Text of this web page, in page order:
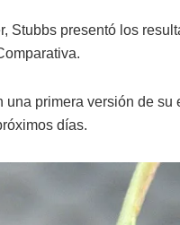
Stubbs presentó los
primera versión de su
días.